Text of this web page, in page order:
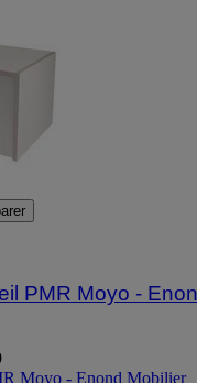
PMR Moyo -
Moyo - Enond Mobilier